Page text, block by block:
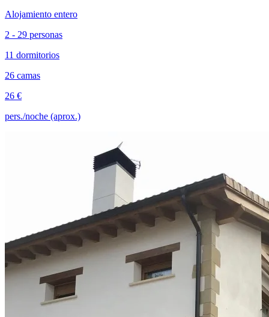
Alojamiento entero
2 - 29 personas
11 dormitorios
26 camas
26 €
pers./noche (aprox.)